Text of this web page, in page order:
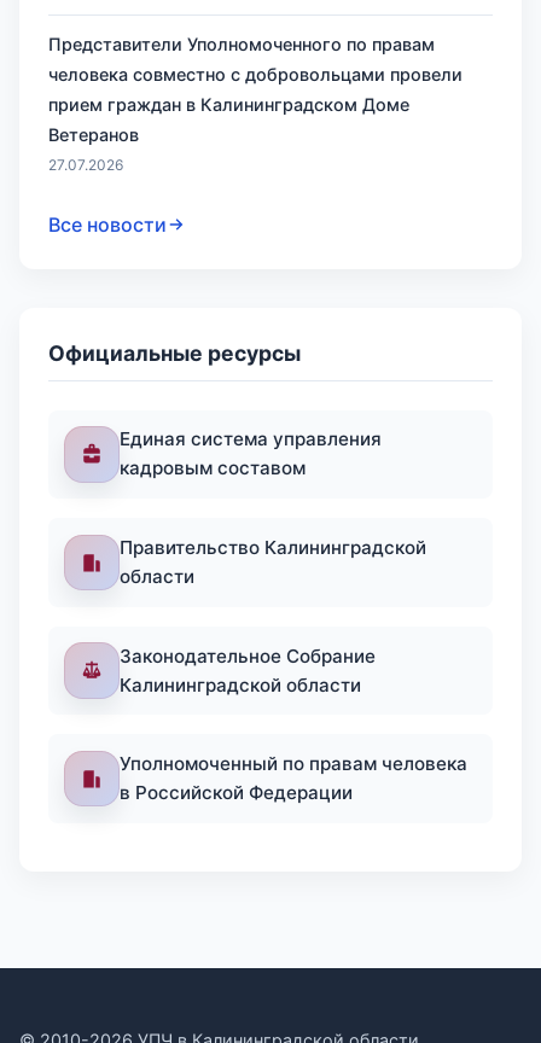
Представители Уполномоченного по правам
человека совместно с добровольцами провели
прием граждан в Калининградском Доме
Ветеранов
27.07.2026
Все новости
Официальные ресурсы
Единая система управления
кадровым составом
Правительство Калининградской
области
Законодательное Собрание
Калининградской области
Уполномоченный по правам человека
в Российской Федерации